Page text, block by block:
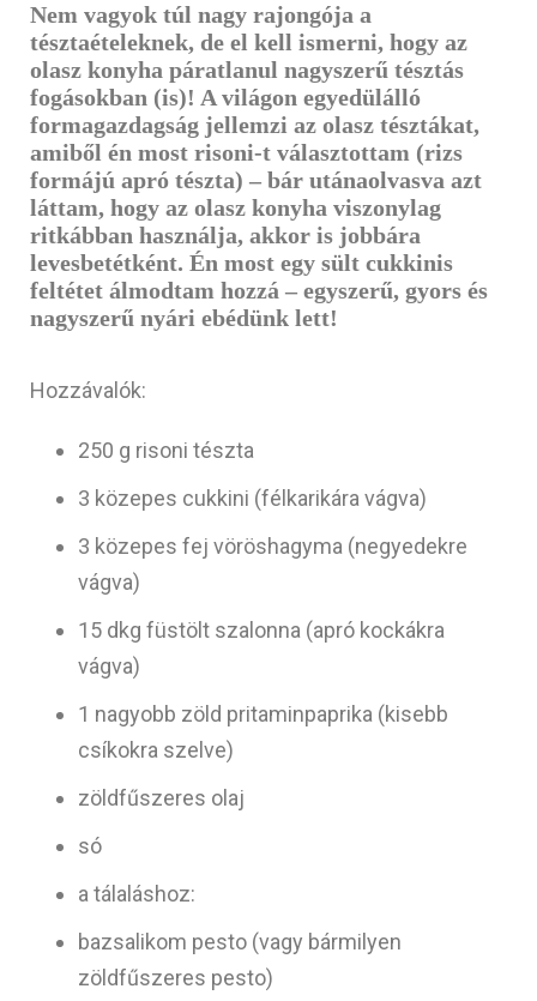
Nem vagyok túl nagy rajongója a
tésztaételeknek, de el kell ismerni, hogy az
olasz konyha páratlanul nagyszerű tésztás
fogásokban (is)! A világon egyedülálló
formagazdagság jellemzi az olasz tésztákat,
amiből én most risoni-t választottam (rizs
formájú apró tészta) – bár utánaolvasva azt
láttam, hogy az olasz konyha viszonylag
ritkábban használja, akkor is jobbára
levesbetétként. Én most egy sült cukkinis
feltétet álmodtam hozzá – egyszerű, gyors és
nagyszerű nyári ebédünk lett!
Hozzávalók:
250 g risoni tészta
3 közepes cukkini (félkarikára vágva)
3 közepes fej vöröshagyma (negyedekre
vágva)
15 dkg füstölt szalonna (apró kockákra
vágva)
1 nagyobb zöld pritaminpaprika (kisebb
csíkokra szelve)
zöldfűszeres olaj
só
a tálaláshoz:
bazsalikom pesto (vagy bármilyen
zöldfűszeres pesto)